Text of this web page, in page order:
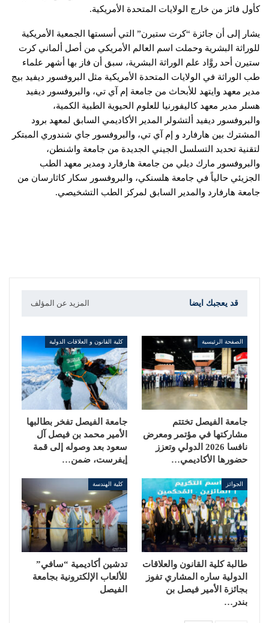
كأول فائز من خارج الولايات المتحدة الأمريكية.
يشار إلى أن جائزة “كرت ستيرن” التي أسستها الجمعية الأمريكية
للوراثة البشرية وحملت اسم العالم الأمريكي من أصل ألماني كرت
ستيرن أحد روَّاد علم الوراثة البشرية، سبق أن فاز بها أشهر علماء
طب الوراثة في الولايات المتحدة الأمريكية مثل البروفسور ديفيد بيج
مدير معهد وايتهد للأبحاث من جامعة إم آي تي، والبروفسور ديفيد
هسلر مدير معهد كاليفورنيا للعلوم الحيوية الطبية الكمية،
والبروفسور ديفيد ألتشولر المدير الأكاديمي السابق لمعهد برود
المشترك بين هارفارد و إم آي تي، والبروفسور جاي شندوري المبتكر
لتقنية تحديد التسلسل الجيني الجديدة من جامعة واشنطن،
والبروفسور مارك ديلي من جامعة هارفارد ومدير معهد الطب
الجزيئي حالياً في جامعة هلسنكي، والبروفسور سكار كاثارسان من
جامعة هارفارد والمدير السابق لمركز الطب التشخيصي.
قد يعجبك ايضا المزيد عن المؤلف
الصفحة الرئيسية
جامعة الفيصل تختتم
مشاركتها في مؤتمر ومعرض
نافسا 2026 الدولي وتعزز
حضورها الأكاديمي…
كلية القانون و العلاقات الدولية
جامعة الفيصل تفخر بطالبها
الأمير محمد بن فيصل آل
سعود بعد وصوله إلى قمة
إيفرست، ضمن…
الجوائز
طالبة كلية القانون والعلاقات
الدولية ساره المشاري تفوز
بجائزة الأمير فيصل بن
بندر…
كلية الهندسة
تدشين أكاديمية “سافي”
للألعاب الإلكترونية بجامعة
الفيصل